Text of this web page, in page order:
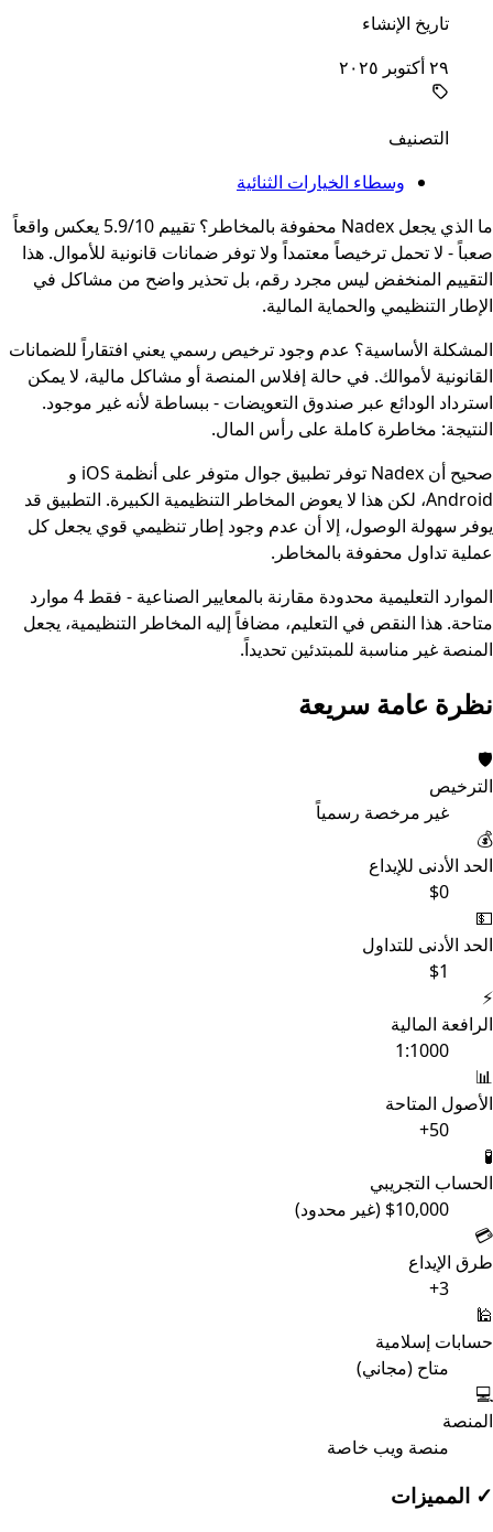
تاريخ الإنشاء
٢٩ أكتوبر ٢٠٢٥
التصنيف
التصنيف
وسطاء الخيارات الثنائية
ما الذي يجعل Nadex محفوفة بالمخاطر؟ تقييم 5.9/10 يعكس واقعاً
صعباً - لا تحمل ترخيصاً معتمداً ولا توفر ضمانات قانونية للأموال. هذا
التقييم المنخفض ليس مجرد رقم، بل تحذير واضح من مشاكل في
الإطار التنظيمي والحماية المالية.
المشكلة الأساسية؟ عدم وجود ترخيص رسمي يعني افتقاراً للضمانات
القانونية لأموالك. في حالة إفلاس المنصة أو مشاكل مالية، لا يمكن
استرداد الودائع عبر صندوق التعويضات - ببساطة لأنه غير موجود.
النتيجة: مخاطرة كاملة على رأس المال.
صحيح أن Nadex توفر تطبيق جوال متوفر على أنظمة iOS و
Android، لكن هذا لا يعوض المخاطر التنظيمية الكبيرة. التطبيق قد
يوفر سهولة الوصول، إلا أن عدم وجود إطار تنظيمي قوي يجعل كل
عملية تداول محفوفة بالمخاطر.
الموارد التعليمية محدودة مقارنة بالمعايير الصناعية - فقط 4 موارد
متاحة. هذا النقص في التعليم، مضافاً إليه المخاطر التنظيمية، يجعل
المنصة غير مناسبة للمبتدئين تحديداً.
نظرة عامة سريعة
🛡️
الترخيص
غير مرخصة رسمياً
💰
الحد الأدنى للإيداع
$0
💵
الحد الأدنى للتداول
$1
⚡
الرافعة المالية
1:1000
📊
الأصول المتاحة
50+
🧪
الحساب التجريبي
$10,000 (غير محدود)
💳
طرق الإيداع
3+
🕌
حسابات إسلامية
متاح (مجاني)
💻
المنصة
منصة ويب خاصة
✓ المميزات